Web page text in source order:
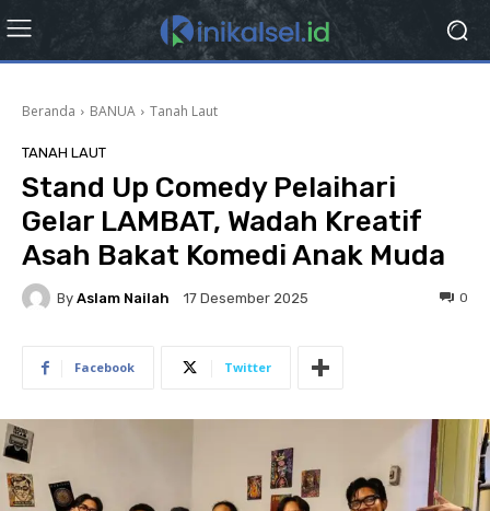
Beranda BANUA Tanah Laut
TANAH LAUT
Stand Up Comedy Pelaihari
Gelar LAMBAT, Wadah Kreatif
Asah Bakat Komedi Anak Muda
By Aslam Nailah 17 Desember 2025 0
Facebook Twitter